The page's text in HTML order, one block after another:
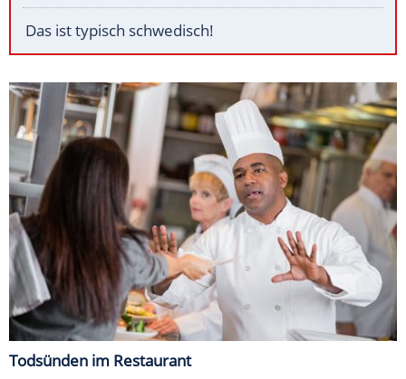
Das ist typisch schwedisch!
Todsünden im Restaurant